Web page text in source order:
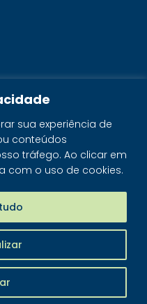
sua experiência de
conteúdos
tráfego. Ao clicar em
com o uso de cookies.
direitos reservados